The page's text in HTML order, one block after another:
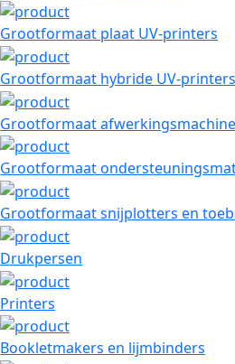
Grootformaat plaat UV-printers
Grootformaat hybride UV-printers
Grootformaat
Grootformaat
Grootformaat snijplotters en
Drukpersen
Printers
Bookletmakers en lijmbinders